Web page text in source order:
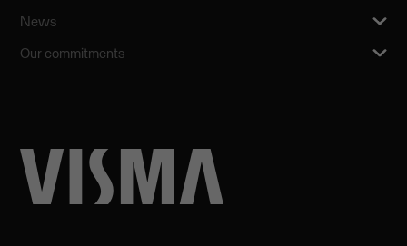
News
Our commitments